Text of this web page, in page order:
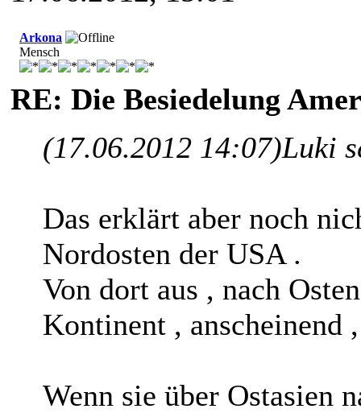
Arkona
Mensch
RE: Die Besiedelung
(17.06.2012 14:07)Luki
Das erklärt aber noch
Nordosten der USA .
Von dort aus , nach
Kontinent , anscheinend
Wenn sie über Ostasien